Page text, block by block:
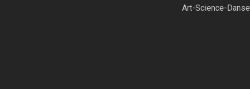
Art-Science-Danse